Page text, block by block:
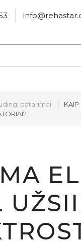
patarimai
KAIP